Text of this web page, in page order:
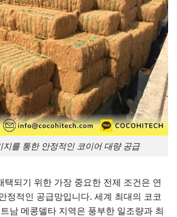
지를 통한 안정적인 코이어 대량 공급
택되기 위한 가장 중요한 전제 조건은 연
정적인 공급망입니다. 세계 최대의 코코
남 메콩델타 지역은 풍부한 일조량과 최